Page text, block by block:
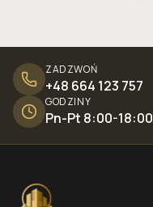
ZADZWOŃ
+48 664 123 757
GODZINY
Pn-Pt 8:00-18:00